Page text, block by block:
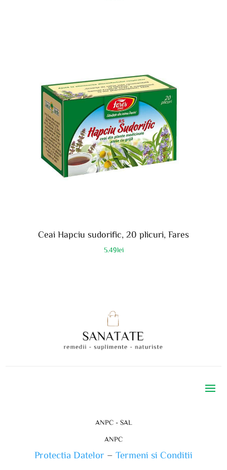
Ceai Hapciu sudorific, 20 plicuri, Fares
5.49lei
ANPC - SAL
ANPC
Protectia Datelor – Termeni si Conditii